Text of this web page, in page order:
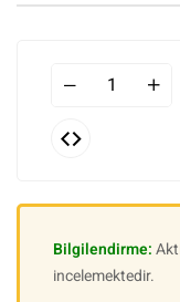
Bilgilendirme:
incelemektedir.